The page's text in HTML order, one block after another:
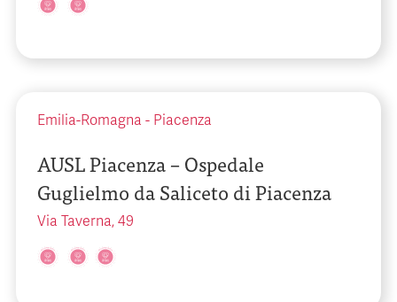
Emilia-Romagna - Piacenza
AUSL Piacenza – Ospedale
Guglielmo da Saliceto di Piacenza
Via Taverna, 49